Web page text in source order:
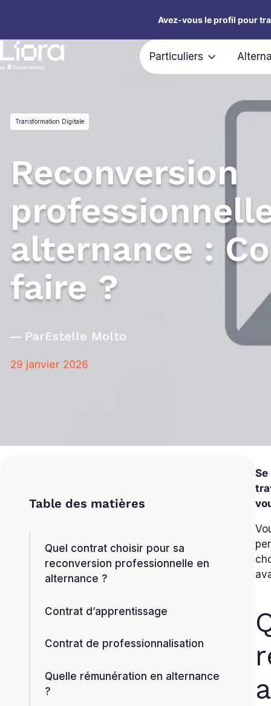
contenu
Avez-vous le profil pour
Particuliers
Transformation Digitale
Reconversion
alternance :
faire ?
ParEstelle Molto
29 janvier 2026
Quel contrat choisir pour sa
reconversion professionnelle en
alternance ?
Contrat d’apprentissage
Contrat de professionnalisation
Quelle rémunération en alternance
?